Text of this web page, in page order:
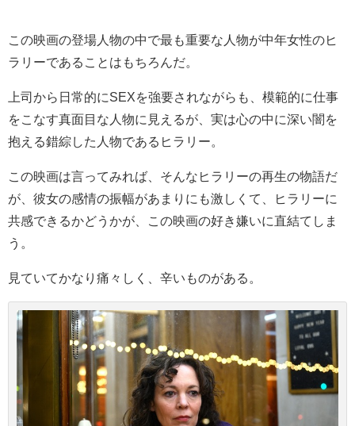
この映画の登場人物の中で最も重要な人物が中年女性のヒ
ラリーであることはもちろんだ。
上司から日常的にSEXを強要されながらも、 模範的に仕事
をこなす真面目な人物に見えるが、実は心の中に深い闇を
抱える錯綜した人物であるヒラリー。
この映画は言ってみれば、そんなヒラリーの再生の物語だ
が、彼女の感情の振幅があまりにも激しくて、ヒラリーに
共感できるかどうかが、この映画の好き嫌いに直結てしま
う。
見ていてかなり痛々しく、辛いものがある。